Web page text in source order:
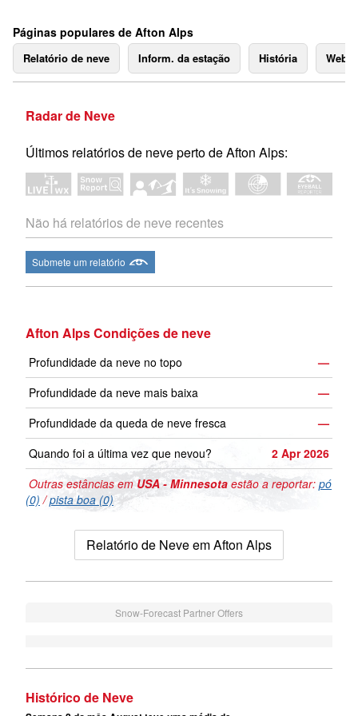
Páginas populares de Afton Alps
Relatório de neve Inform. da estação História
Radar de Neve
Últimos relatórios de neve perto de Afton Alps:
Não há relatórios de neve recentes
Submete um relatório
Afton Alps Condições de neve
Profundidade da neve no topo
—
Profundidade da neve mais baixa
—
Profundidade da queda de neve fresca
—
Quando foi a última vez que nevou?
2 Apr 2026
Outras estâncias emUSA - Minnesota estão a reportar: pó
(0) /pista boa (0)
Relatório de Neve em Afton Alps
Snow-Forecast Partner Offers
Histórico de Neve